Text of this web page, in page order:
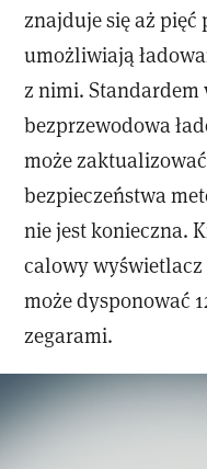
znajduje się aż pięć
umożliwiają
z nimi. Standardem
bezprzewodowa
może
bezpieczeństwa
nie jest konieczna.
calowy
może dysponować
zegarami.